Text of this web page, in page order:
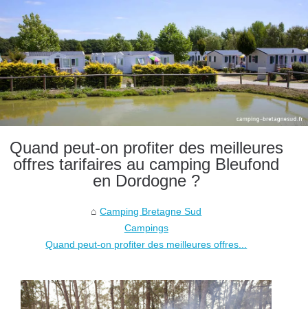
Quand peut-on profiter des meilleures
offres tarifaires au camping Bleufond
en Dordogne ?
Camping Bretagne Sud
Campings
Quand peut-on profiter des meilleures offres...